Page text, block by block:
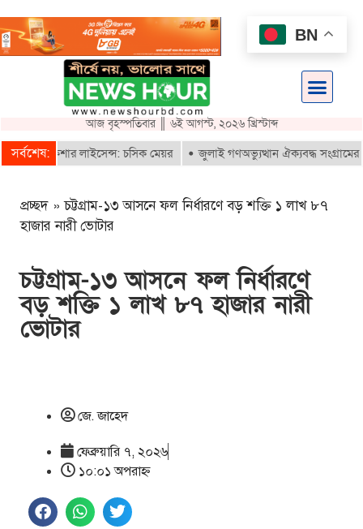
আজ বৃহস্পতিবার ║ ৬ই আগস্ট, ২০২৬ খ্রিস্টাব্দ
সর্বশেষ:লাইসেন্স: চসিক মেয়র জুলাই গণঅভ্যুত্থান ঐক্যবদ্ধ সংগ্রামের এক
প্রচ্ছদ »চট্টগ্রাম-১৩ আসনে ফল নির্ধারণে বড় শক্তি ১ লাখ ৮৭
হাজার নারী ভোটার
চট্টগ্রাম-১৩ আসনে ফল নির্ধারণে
বড় শক্তি ১ লাখ ৮৭ হাজার নারী
ভোটার
জে. জাহেদ
ফেব্রুয়ারি ৭, ২০২৬
১০:০১ অপরাহ্ণ
BN